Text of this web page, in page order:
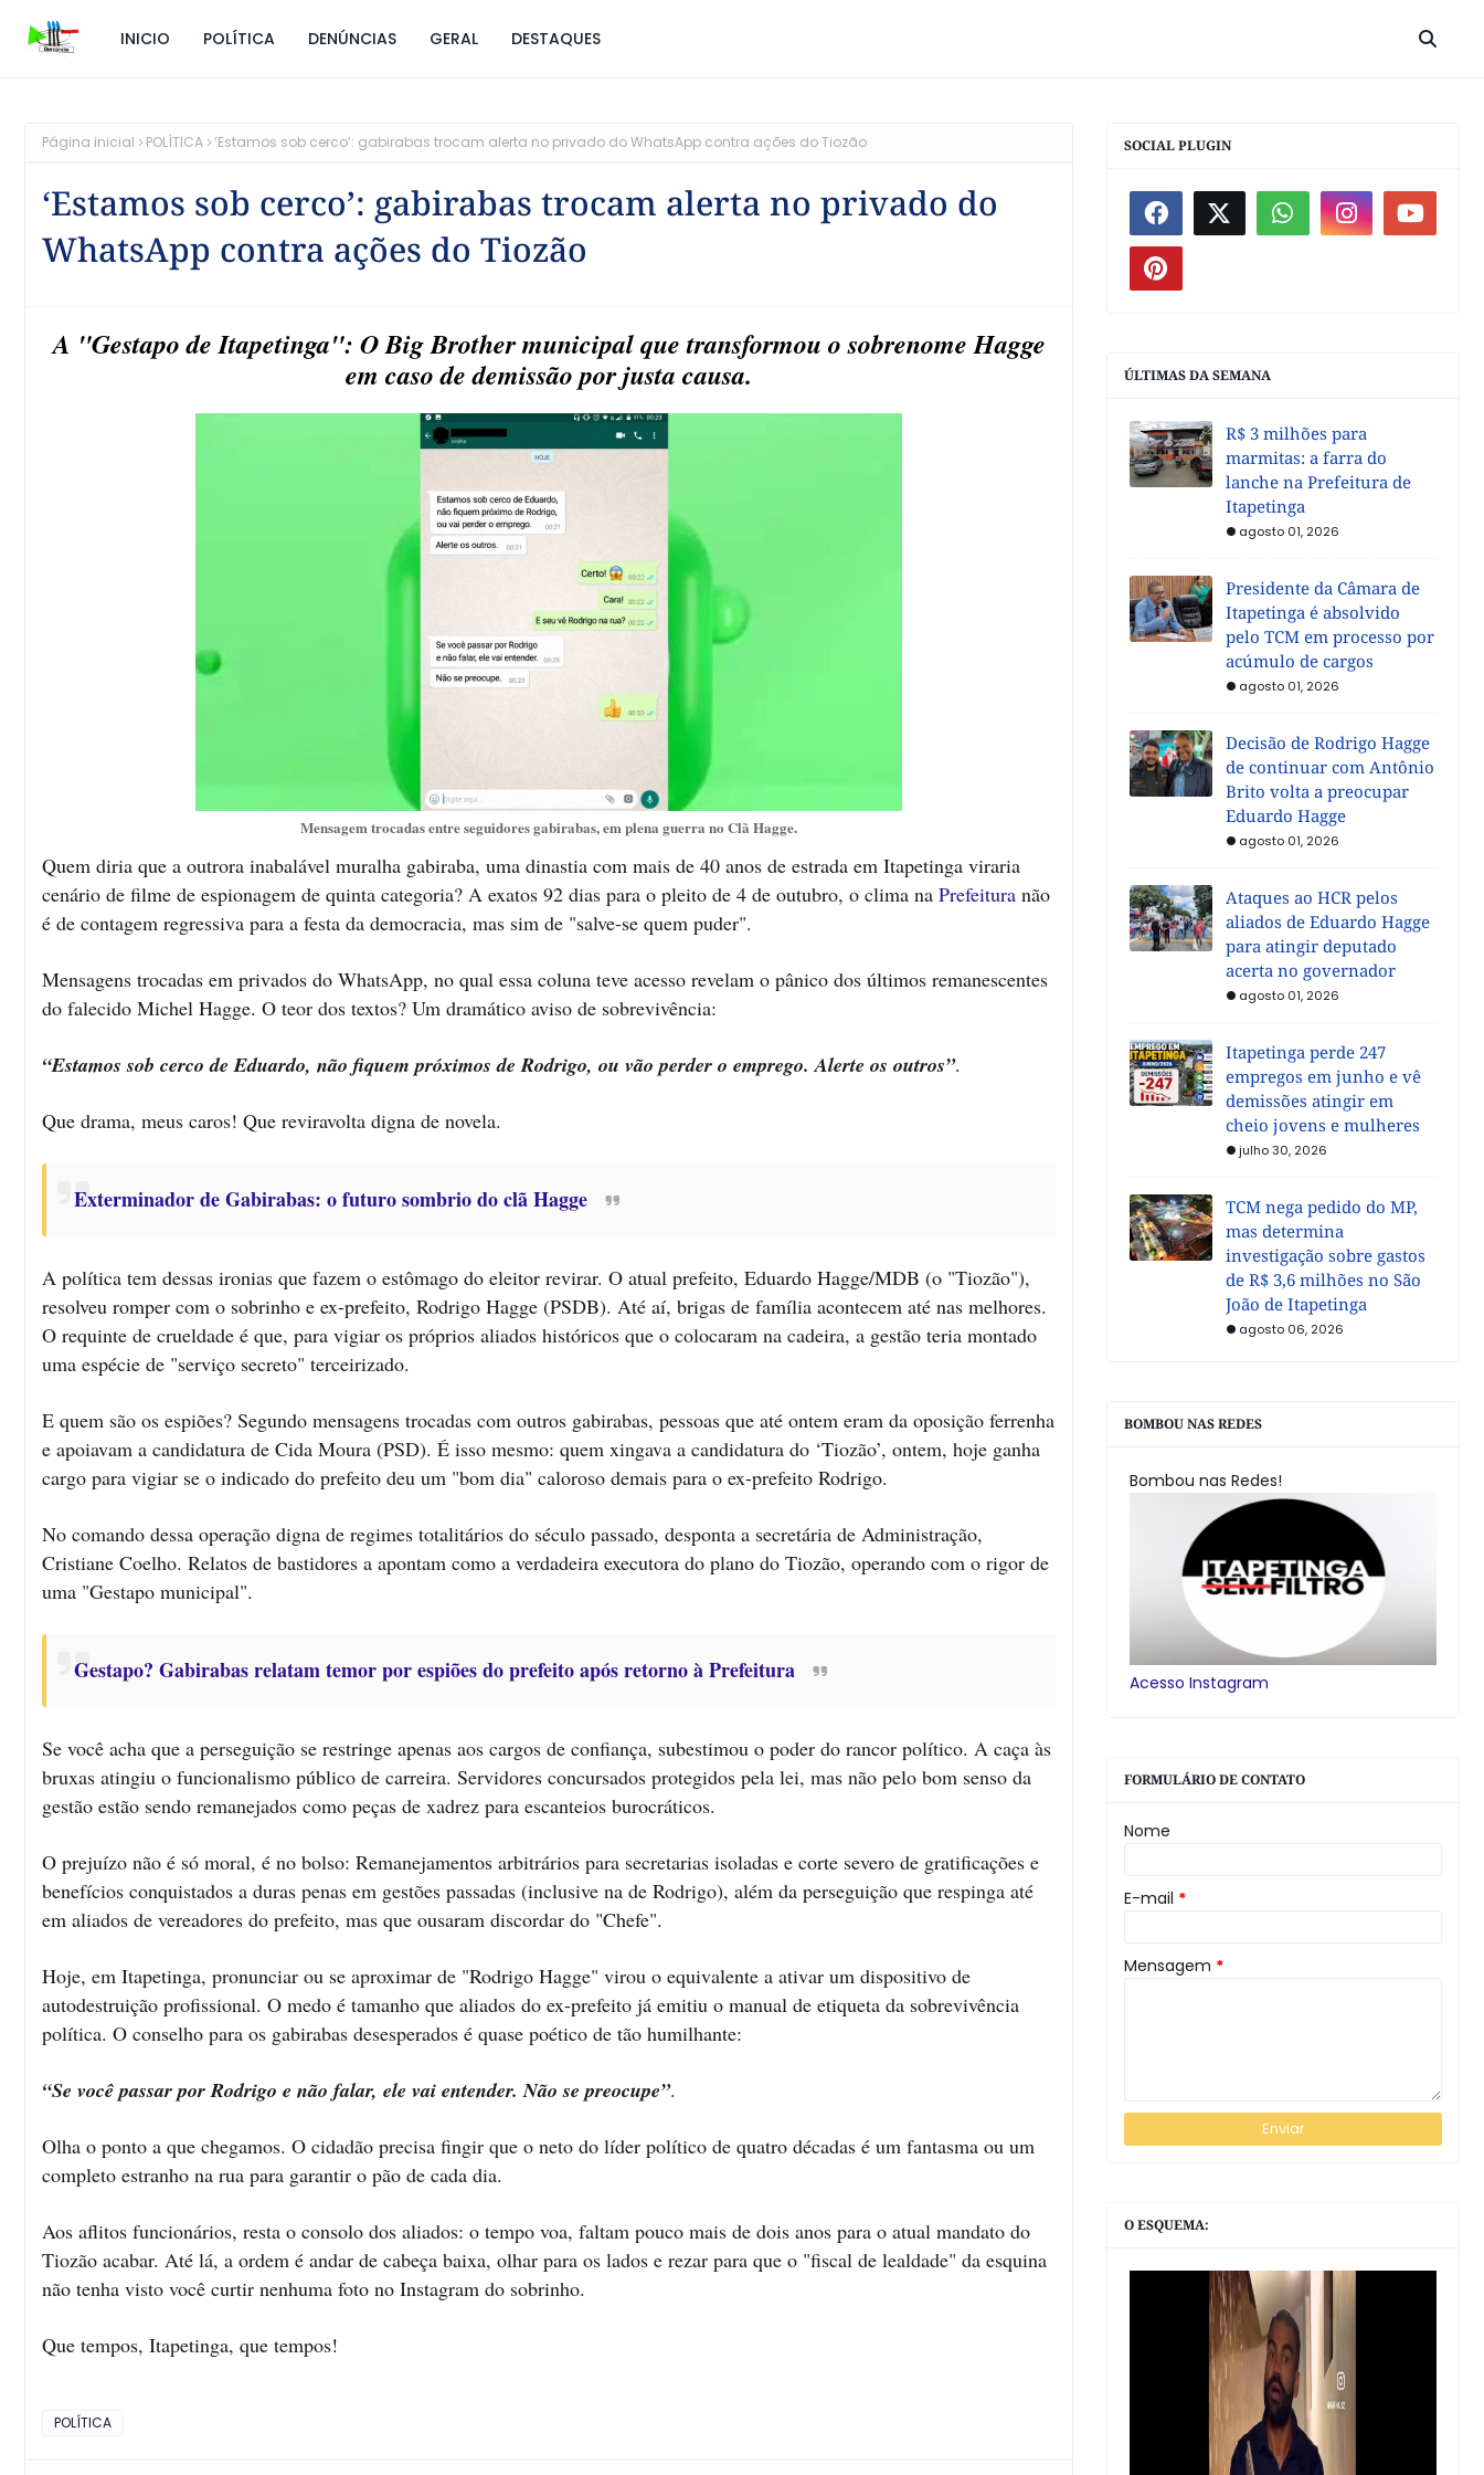
INICIO POLÍTICA DENÚNCIAS GERAL DESTAQUES
Página inicial POLÍTICA ‘Estamos sob cerco’: gabirabas trocam alerta no privado do WhatsApp contra ações do Tiozão
‘Estamos sob cerco’: gabirabas trocam alerta no privado do
WhatsApp contra ações do Tiozão
A "Gestapo de Itapetinga": O Big Brother municipal que transformou o sobrenome Hagge
em caso de demissão por justa causa.
Mensagem trocadas entre seguidores gabirabas, em plena guerra no Clã Hagge.
Quem diria que a outrora inabalável muralha gabiraba, uma dinastia com mais de 40 anos de estrada em Itapetinga viraria
cenário de filme de espionagem de quinta categoria? A exatos 92 dias para o pleito de 4 de outubro, o clima na Prefeitura não
é de contagem regressiva para a festa da democracia, mas sim de "salve-se quem puder".
Mensagens trocadas em privados do WhatsApp, no qual essa coluna teve acesso revelam o pânico dos últimos remanescentes
do falecido Michel Hagge. O teor dos textos? Um dramático aviso de sobrevivência:
“Estamos sob cerco de Eduardo, não fiquem próximos de Rodrigo, ou vão perder o emprego. Alerte os outros”.
Que drama, meus caros! Que reviravolta digna de novela.
Exterminador de Gabirabas: o futuro sombrio do clã Hagge
A política tem dessas ironias que fazem o estômago do eleitor revirar. O atual prefeito, Eduardo Hagge/MDB (o "Tiozão"),
resolveu romper com o sobrinho e ex-prefeito, Rodrigo Hagge (PSDB). Até aí, brigas de família acontecem até nas melhores.
O requinte de crueldade é que, para vigiar os próprios aliados históricos que o colocaram na cadeira, a gestão teria montado
uma espécie de "serviço secreto" terceirizado.
E quem são os espiões? Segundo mensagens trocadas com outros gabirabas, pessoas que até ontem eram da oposição ferrenha
e apoiavam a candidatura de Cida Moura (PSD). É isso mesmo: quem xingava a candidatura do ‘Tiozão’, ontem, hoje ganha
cargo para vigiar se o indicado do prefeito deu um "bom dia" caloroso demais para o ex-prefeito Rodrigo.
No comando dessa operação digna de regimes totalitários do século passado, desponta a secretária de Administração,
Cristiane Coelho. Relatos de bastidores a apontam como a verdadeira executora do plano do Tiozão, operando com o rigor de
uma "Gestapo municipal".
Gestapo? Gabirabas relatam temor por espiões do prefeito após retorno à Prefeitura
Se você acha que a perseguição se restringe apenas aos cargos de confiança, subestimou o poder do rancor político. A caça às
bruxas atingiu o funcionalismo público de carreira. Servidores concursados protegidos pela lei, mas não pelo bom senso da
gestão estão sendo remanejados como peças de xadrez para escanteios burocráticos.
O prejuízo não é só moral, é no bolso: Remanejamentos arbitrários para secretarias isoladas e corte severo de gratificações e
benefícios conquistados a duras penas em gestões passadas (inclusive na de Rodrigo), além da perseguição que respinga até
em aliados de vereadores do prefeito, mas que ousaram discordar do "Chefe".
Hoje, em Itapetinga, pronunciar ou se aproximar de "Rodrigo Hagge" virou o equivalente a ativar um dispositivo de
autodestruição profissional. O medo é tamanho que aliados do ex-prefeito já emitiu o manual de etiqueta da sobrevivência
política. O conselho para os gabirabas desesperados é quase poético de tão humilhante:
“Se você passar por Rodrigo e não falar, ele vai entender. Não se preocupe”.
Olha o ponto a que chegamos. O cidadão precisa fingir que o neto do líder político de quatro décadas é um fantasma ou um
completo estranho na rua para garantir o pão de cada dia.
Aos aflitos funcionários, resta o consolo dos aliados: o tempo voa, faltam pouco mais de dois anos para o atual mandato do
Tiozão acabar. Até lá, a ordem é andar de cabeça baixa, olhar para os lados e rezar para que o "fiscal de lealdade" da esquina
não tenha visto você curtir nenhuma foto no Instagram do sobrinho.
Que tempos, Itapetinga, que tempos!
POLÍTICA
SOCIAL PLUGIN
ÚLTIMAS DA SEMANA
R$ 3 milhões para
marmitas: a farra do
lanche na Prefeitura de
Itapetinga
agosto 01, 2026
Presidente da Câmara de
Itapetinga é absolvido
pelo TCM em processo por
acúmulo de cargos
agosto 01, 2026
Decisão de Rodrigo Hagge
de continuar com Antônio
Brito volta a preocupar
Eduardo Hagge
agosto 01, 2026
Ataques ao HCR pelos
aliados de Eduardo Hagge
para atingir deputado
acerta no governador
agosto 01, 2026
Itapetinga perde 247
empregos em junho e vê
demissões atingir em
cheio jovens e mulheres
julho 30, 2026
TCM nega pedido do MP,
mas determina
investigação sobre gastos
de R$ 3,6 milhões no São
João de Itapetinga
agosto 06, 2026
BOMBOU NAS REDES
Bombou nas Redes!
Acesso Instagram
FORMULÁRIO DE CONTATO
Nome
E-mail *
Mensagem *
O ESQUEMA: